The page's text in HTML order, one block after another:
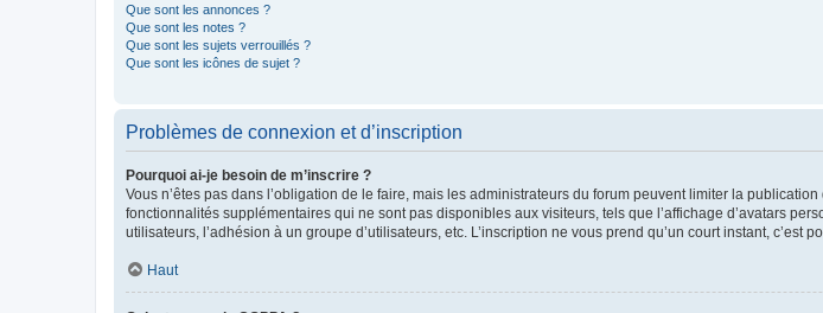
Que sont les annonces ?
Que sont les notes ?
Que sont les sujets verrouillés ?
Que sont les icônes de sujet ?
Problèmes de connexion et d’inscription
Pourquoi ai-je besoin de m’inscrire ?
Vous n’êtes pas dans l’obligation de le faire, mais les administrateurs du forum peuvent limiter la
fonctionnalités supplémentaires qui ne sont pas disponibles aux visiteurs, tels que l’affichage d’avatars
utilisateurs, l’adhésion à un groupe d’utilisateurs, etc. L’inscription ne vous prend qu’un court instant, c’est
Haut